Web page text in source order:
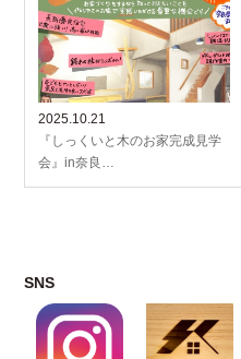
2025.10.21
『しっくいと木のお家完成見学
会』in奈良…
SNS